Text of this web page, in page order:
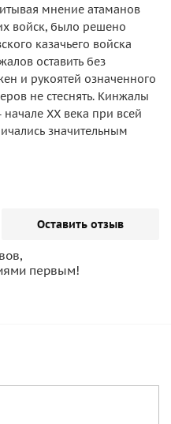
мнение атаманов
войск, было решено
казачьего войска
оставить без
и рукоятей означенного
не стеснять. Кинжалы
ХХ века при всей
значительным
Оставить отзыв
первым!